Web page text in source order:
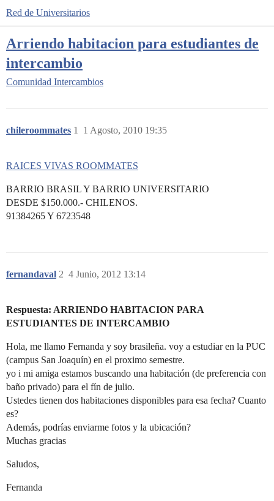
Red de Universitarios
Arriendo habitacion para estudiantes de
intercambio
Comunidad Intercambios
chileroommates 1 Agosto, 2010 19:35
1
RAICES VIVAS ROOMMATES
BARRIO BRASIL Y BARRIO UNIVERSITARIO
DESDE $150.000.- CHILENOS.
91384265 Y 6723548
fernandaval 4 Junio, 2012 13:14
2
Respuesta: ARRIENDO HABITACION PARA
ESTUDIANTES DE INTERCAMBIO
Hola, me llamo Fernanda y soy brasileña. voy a estudiar en la PUC
(campus San Joaquín) en el proximo semestre.
yo i mi amiga estamos buscando una habitación (de preferencia con
baño privado) para el fín de julio.
Ustedes tienen dos habitaciones disponibles para esa fecha? Cuanto
es?
Además, podrías enviarme fotos y la ubicación?
Muchas gracias
Saludos,
Fernanda